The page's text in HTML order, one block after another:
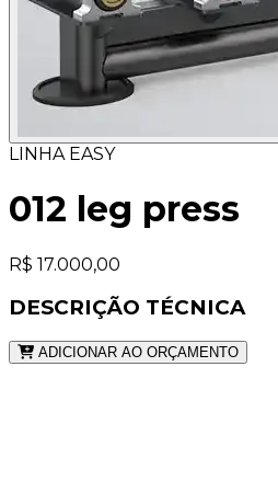
LINHA EASY
012 leg press
R$ 17.000,00
DESCRIÇÃO TÉCNICA
ADICIONAR AO ORÇAMENTO